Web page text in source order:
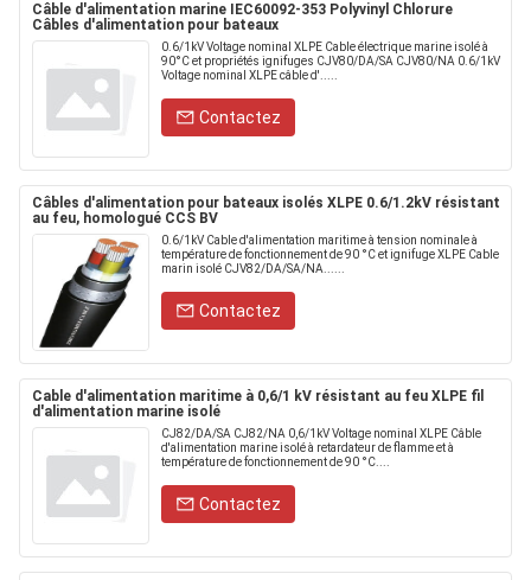
Câble d'alimentation marine IEC60092-353 Polyvinyl Chlorure
Câbles d'alimentation pour bateaux
0.6/1kV Voltage nominal XLPE Cable électrique marine isolé à
90°C et propriétés ignifuges CJV80/DA/SA CJV80/NA 0.6/1kV
Voltage nominal XLPE câble d'.....
Contactez
Câbles d'alimentation pour bateaux isolés XLPE 0.6/1.2kV résistant
au feu, homologué CCS BV
0.6/1kV Cable d'alimentation maritime à tension nominale à
température de fonctionnement de 90 °C et ignifuge XLPE Cable
marin isolé CJV82/DA/SA/NA......
Contactez
Cable d'alimentation maritime à 0,6/1 kV résistant au feu XLPE fil
d'alimentation marine isolé
CJ82/DA/SA CJ82/NA 0,6/1kV Voltage nominal XLPE Câble
d'alimentation marine isolé à retardateur de flamme et à
température de fonctionnement de 90 °C....
Contactez